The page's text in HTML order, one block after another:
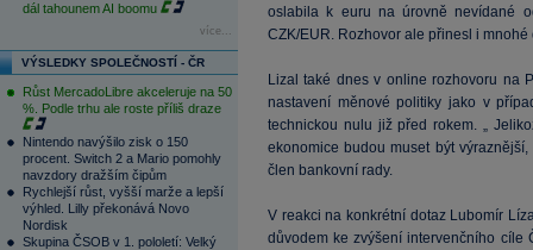
dál tahounem AI boomu
více...
VÝSLEDKY SPOLEČNOSTÍ - ČR
Růst MercadoLibre akceleruje na 50
%. Podle trhu ale roste příliš draze
Nintendo navýšilo zisk o 150
procent. Switch 2 a Mario pomohly
navzdory dražším čipům
Rychlejší růst, vyšší marže a lepší
výhled. Lilly překonává Novo
Nordisk
Skupina ČSOB v 1. pololetí: Velký
oslabila k euru na úrovně nevídané
CZK/EUR. Rozhovor ale přinesl i
Lizal také dnes v online rozhovoru na
nastavení měnové politiky jako v
technickou nulu již před rokem. „
ekonomice budou muset být
člen bankovní rady.
V reakci na konkrétní dotaz Lubomír
důvodem ke zvýšení intervenčního cíle